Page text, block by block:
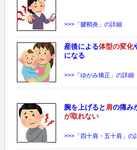
>>>「腱鞘炎」の詳細
産後による体型の変化
になる
>>>「ゆがみ矯正」の詳細
腕を上げると 肩の痛み
が取れない
>>>「四十肩・五十肩」の